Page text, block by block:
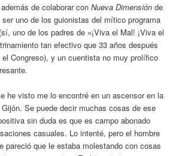
además de colaborar conNueva Dimensiónde
uno de los guionistas del mítico programa
uno de los padres de «¡Viva el Mal! ¡Viva el
tan efectivo que 33 años después
Congreso), y un cuentista no muy prolífico
he visto me lo encontré en un ascensor en la
Se puede decir muchas cosas de ese
sin duda es que es campo abonado
casuales. Lo intenté, pero el hombre
pareció que le estaba molestando con cosas